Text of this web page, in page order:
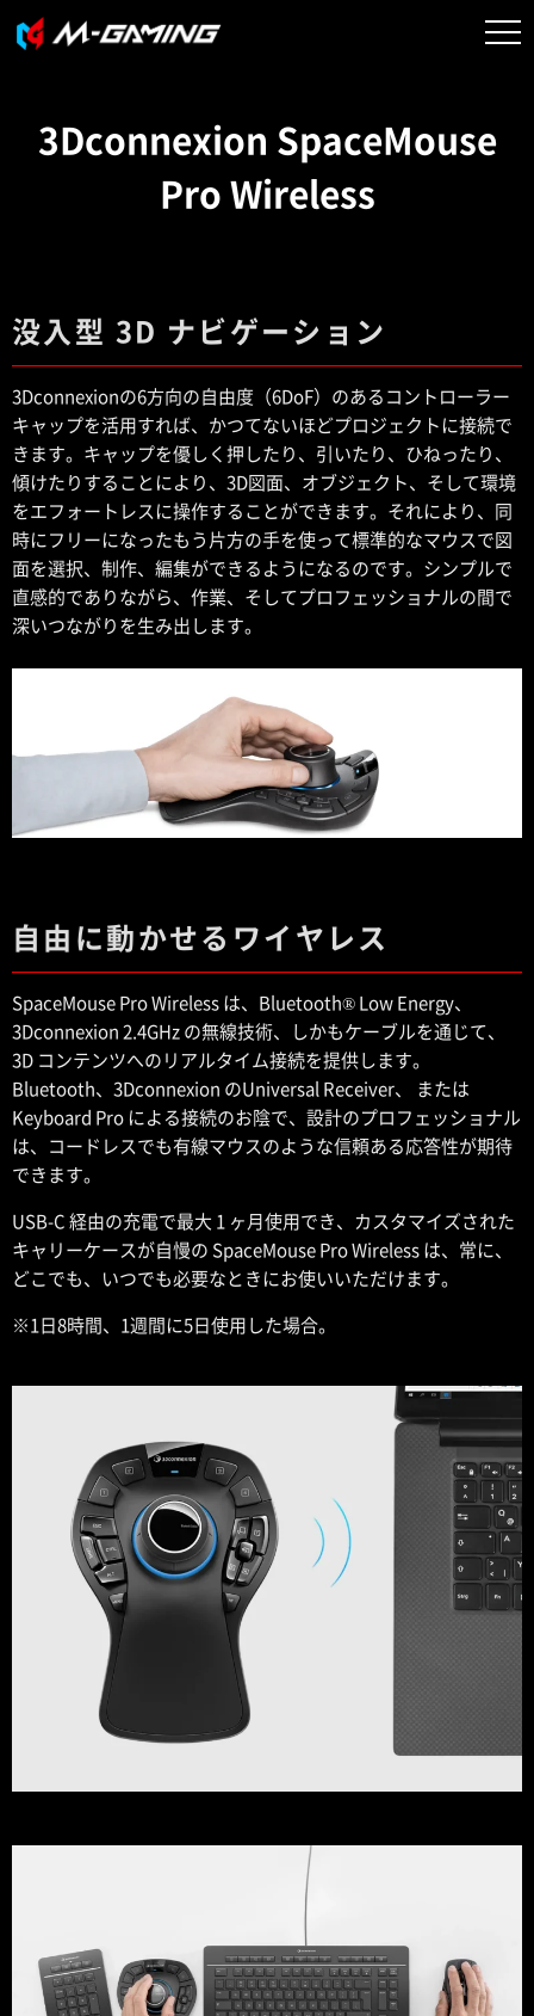
3Dconnexion SpaceMouse
Pro Wireless
没入型 3D ナビゲーション
3Dconnexionの6方向の自由度（6DoF）のあるコントローラー
キャップを活用すれば、かつてないほどプロジェクトに接続で
きます。キャップを優しく押したり、引いたり、ひねったり、
傾けたりすることにより、3D図面、オブジェクト、そして環境
をエフォートレスに操作することができます。それにより、同
時にフリーになったもう片方の手を使って標準的なマウスで図
面を選択、制作、編集ができるようになるのです。シンプルで
直感的でありながら、作業、そしてプロフェッショナルの間で
深いつながりを生み出します。
自由に動かせるワイヤレス
SpaceMouse Pro Wireless は、Bluetooth® Low Energy、
3Dconnexion 2.4GHz の無線技術、しかもケーブルを通じて、
3D コンテンツへのリアルタイム接続を提供します。
Bluetooth、3Dconnexion のUniversal Receiver、 または
Keyboard Pro による接続のお陰で、設計のプロフェッショナル
は、コードレスでも有線マウスのような信頼ある応答性が期待
できます。
USB-C 経由の充電で最大 1 ヶ月使用でき、カスタマイズされた
キャリーケースが自慢の SpaceMouse Pro Wireless は、常に、
どこでも、いつでも必要なときにお使いいただけます。
※1日8時間、1週間に5日使用した場合。